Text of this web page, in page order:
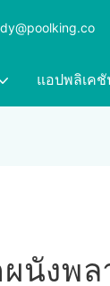
แอปพลิเค
งพล